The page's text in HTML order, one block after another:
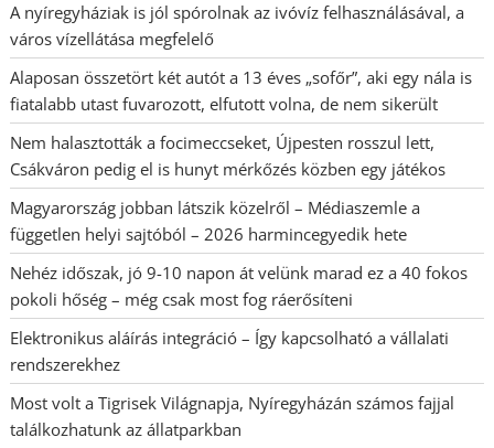
A nyíregyháziak is jól spórolnak az ivóvíz felhasználásával, a
város vízellátása megfelelő
Alaposan összetört két autót a 13 éves „sofőr”, aki egy nála is
fiatalabb utast fuvarozott, elfutott volna, de nem sikerült
Nem halasztották a focimeccseket, Újpesten rosszul lett,
Csákváron pedig el is hunyt mérkőzés közben egy játékos
Magyarország jobban látszik közelről – Médiaszemle a
független helyi sajtóból – 2026 harmincegyedik hete
Nehéz időszak, jó 9-10 napon át velünk marad ez a 40 fokos
pokoli hőség – még csak most fog ráerősíteni
Elektronikus aláírás integráció – Így kapcsolható a vállalati
rendszerekhez
Most volt a Tigrisek Világnapja, Nyíregyházán számos fajjal
találkozhatunk az állatparkban